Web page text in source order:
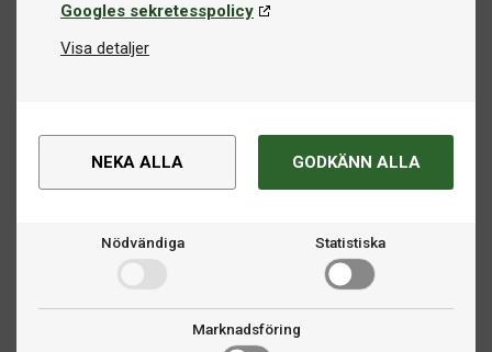
Googles sekretesspolicy
Visa detaljer
NEKA ALLA GODKÄNN ALLA
Nödvändiga Statistiska
Marknadsföring